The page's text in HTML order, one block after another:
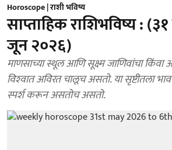
Horoscope | राशी भविष्य
साप्ताहिक राशिभविष्य :
जून २०२६)
माणसाच्या स्थूल आणि सूक्ष्म जाणिवांचा किंवा
विश्‍वात अविरत चालूच असतो. या सृष्टीतला भाव
स्पर्श करून असतोच असतो.